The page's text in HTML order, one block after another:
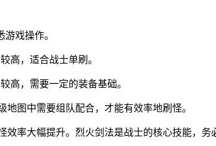
戏操作。
高，适合战士单刷。
高，需要一定的装备基础。
图中需要组队配合，才能有效率地刷怪。
率大幅提升。烈火剑法是战士的核心技能，务